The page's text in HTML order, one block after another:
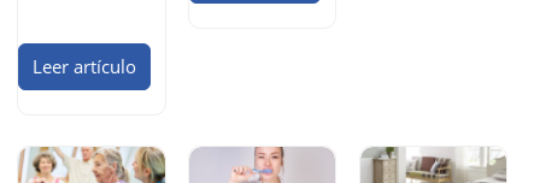
Leer artículo